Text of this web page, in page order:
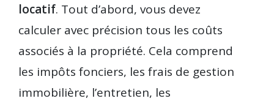
locatif. Tout d’abord, vous devez
calculer avec précision tous les coûts
associés à la propriété. Cela comprend
les impôts fonciers, les frais de gestion
immobilière, l’entretien, les